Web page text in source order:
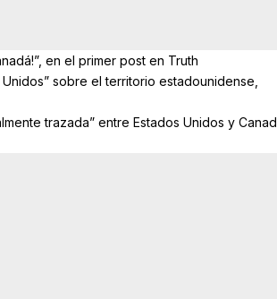
en el primer post en Truth
sobre el territorio estadounidense,
trazada” entre Estados Unidos y